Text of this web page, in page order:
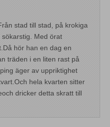
stad till stad, på krokiga
Med örat
hör han en dag en
träden i en liten rast på
äger av uppriktighet
hela kvarten sitter
dricker detta skratt till